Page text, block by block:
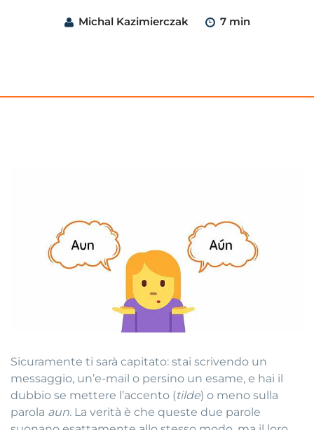
Michal Kazimierczak 7 min
Sicuramente ti sarà capitato: stai scrivendo un
messaggio, un’e-mail o persino un esame, e hai il
dubbio se mettere l’accento (tilde) o meno sulla
parola aun. La verità è che queste due parole